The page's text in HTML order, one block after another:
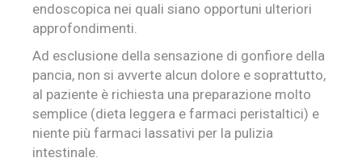
endoscopica nei quali siano opportuni ulteriori
approfondimenti.
Ad esclusione della sensazione di gonfiore della
pancia, non si avverte alcun dolore e soprattutto,
al paziente è richiesta una preparazione molto
semplice (dieta leggera e farmaci peristaltici) e
niente più farmaci lassativi per la pulizia
intestinale.